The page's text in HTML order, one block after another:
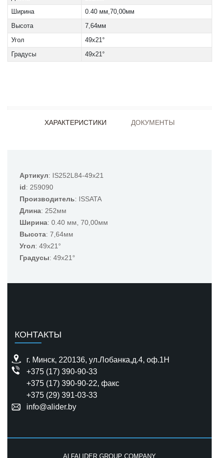
Ширина
0.40 мм,70,00мм
Высота
7,64мм
Угол
49x21°
Градусы
49x21°
ХАРАКТЕРИСТИКИ ДОКУМЕНТЫ
Артикул: IS252L84-49x21
id: 259090
Производитель: ISSATA
Длина: 252мм
Ширина: 0.40 мм, 70,00мм
Высота: 7,64мм
Угол: 49x21°
Градусы: 49x21°
КОНТАКТЫ
г. Минск, 220136, ул.Лобанка,д.4, оф.1H
+375 (17) 390-90-33
+375 (17) 390-90-22, факс
+375 (29) 391-03-33
info@alider.by
ALFALIDER GROUP COMPANY